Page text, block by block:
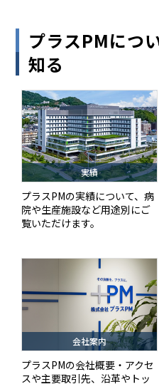
プラスPMにつ
知る
実績
プラスPMの実績について、病
院や生産施設など用途別にご
覧いただけます。
会社案内
プラスPMの会社概要・アクセ
スや主要取引先、沿革やトッ